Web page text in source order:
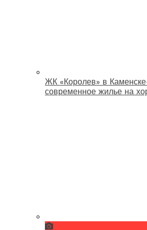
ЖК «Королев» в
современное жилье на